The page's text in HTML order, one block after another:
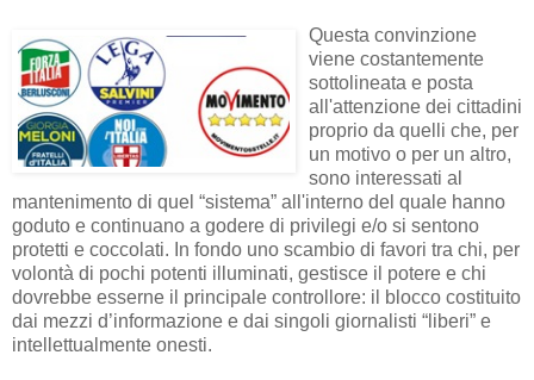
Questa convinzione
viene costantemente
sottolineata e posta
all'attenzione dei cittadini
proprio da quelli che, per
un motivo o per un altro,
sono interessati al
mantenimento di quel “sistema” all'interno del quale hanno
goduto e continuano a godere di privilegi e/o si sentono
protetti e coccolati. In fondo uno scambio di favori tra chi, per
volontà di pochi potenti illuminati, gestisce il potere e chi
dovrebbe esserne il principale controllore: il blocco costituito
dai mezzi d’informazione e dai singoli giornalisti “liberi” e
intellettualmente onesti.